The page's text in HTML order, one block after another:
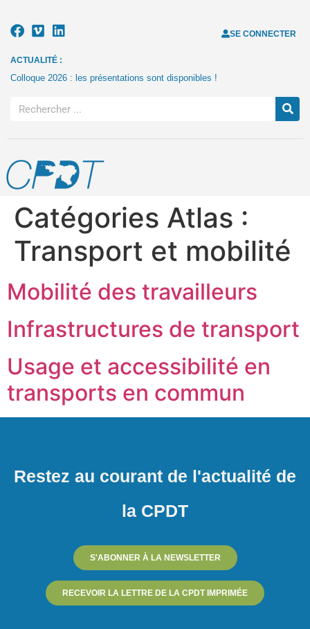
SE CONNECTER
ACTUALITÉ :
Colloque 2026 : les présentations sont disponibles !
Catégories Atlas :
Transport et mobilité
Mobilité des travailleurs
Infrastructures de transport
Usage et accessibilité en
transports en commun
Restez au courant de l'actualité de
la CPDT
S'ABONNER À LA NEWSLETTER
RECEVOIR LA LETTRE DE LA CPDT IMPRIMÉE